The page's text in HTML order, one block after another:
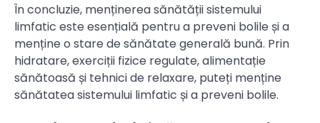
În concluzie, menținerea sănătății sistemului
limfatic este esențială pentru a preveni bolile și a
menține o stare de sănătate generală bună. Prin
hidratare, exerciții fizice regulate, alimentație
sănătoasă și tehnici de relaxare, puteți menține
sănătatea sistemului limfatic și a preveni bolile.